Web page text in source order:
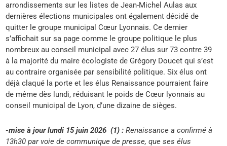
arrondissements sur les listes de Jean-Michel Aulas aux
dernières élections municipales ont également décidé de
quitter le groupe municipal Cœur Lyonnais. Ce dernier
s’affichait sur sa page comme le groupe politique le plus
nombreux au conseil municipal avec 27 élus sur 73 contre 39
à la majorité du maire écologiste de Grégory Doucet qui s’est
au contraire organisée par sensibilité politique. Six élus ont
déjà claqué la porte et les élus Renaissance pourraient faire
de même dès lundi, réduisant le poids de Cœur lyonnais au
conseil municipal de Lyon, d’une dizaine de sièges.
-mise à jour lundi 15 juin 2026 (1) : Renaissance a confirmé à
13h30 par voie de communique de presse, que ses élus